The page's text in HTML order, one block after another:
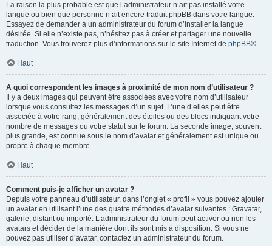
La raison la plus probable est que l’administrateur n’ait pas installé votre
langue ou bien que personne n’ait encore traduit phpBB dans votre langue.
Essayez de demander à un administrateur du forum d’installer la langue
désirée. Si elle n’existe pas, n’hésitez pas à créer et partager une nouvelle
traduction. Vous trouverez plus d’informations sur le site Internet de phpBB®.
Haut
A quoi correspondent les images à proximité de mon nom d’utilisateur ?
Il y a deux images qui peuvent être associées avec votre nom d’utilisateur
lorsque vous consultez les messages d’un sujet. L’une d’elles peut être
associée à votre rang, généralement des étoiles ou des blocs indiquant votre
nombre de messages ou votre statut sur le forum. La seconde image, souvent
plus grande, est connue sous le nom d’avatar et généralement est unique ou
propre à chaque membre.
Haut
Comment puis-je afficher un avatar ?
Depuis votre panneau d’utilisateur, dans l’onglet « profil » vous pouvez ajouter
un avatar en utilisant l’une des quatre méthodes d’avatar suivantes : Gravatar,
galerie, distant ou importé. L’administrateur du forum peut activer ou non les
avatars et décider de la manière dont ils sont mis à disposition. Si vous ne
pouvez pas utiliser d’avatar, contactez un administrateur du forum.